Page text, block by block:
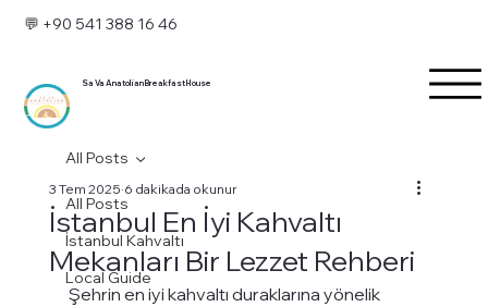
💬 +90 541 388 16 46
Sa Va Anatolian Breakfast House
All Posts
İstanbul Kahvaltı
Local Guide
All Posts
İstanbul En İyi Kahvaltı
Mekanları Bir Lezzet Rehberi
3 Tem 2025 6 dakikada okunur
Şehrin en iyi kahvaltı duraklarına yönelik